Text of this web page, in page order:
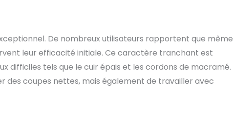
De nombreux utilisateurs rapportent que même
leur efficacité initiale. Ce caractère tranchant est
tels que le cuir épais et les cordons de macramé.
des coupes nettes, mais également de travailler avec